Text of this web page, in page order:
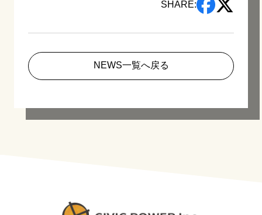
SHARE:
NEWS一覧へ戻る